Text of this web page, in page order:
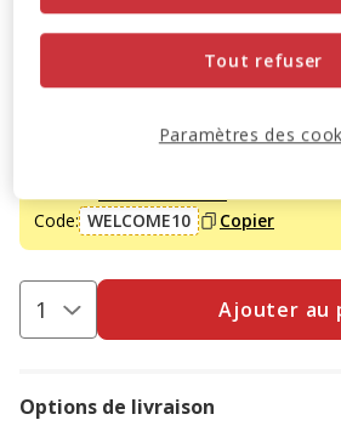
Promotion disponible
-10% sur votre première commande*
Code: WELCOME10 Copier
Prix 5.13€
5.13€
Ajouter au
Options de livraison
Tout refuser
Paramètres des